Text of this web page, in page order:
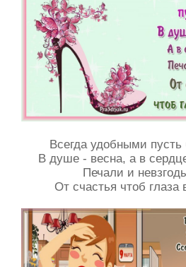
Всегда удобными пусть
В душе - весна, а в
Печали и
От счастья чтоб глаза